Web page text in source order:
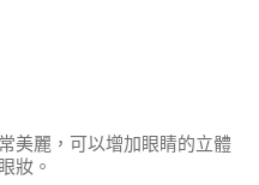
美麗，可以增加眼睛的立體
妝。